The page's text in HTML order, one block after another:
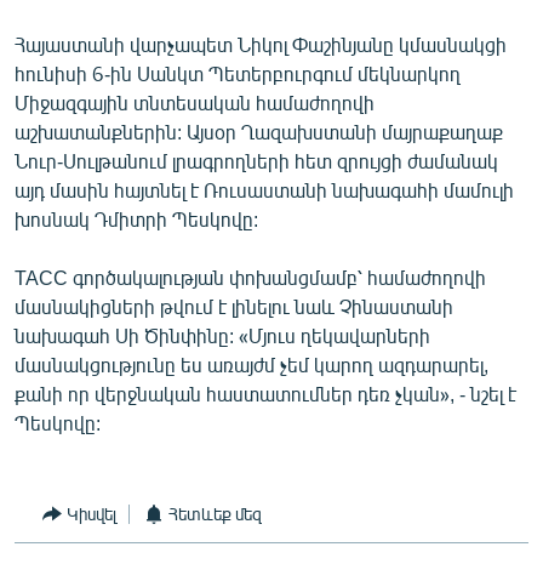
ՏԵՍԱՆՅՈՒԹԵՐ
ԲԱՆԱՎԵՃ
ՁԳՏԵԼՈՎ ԼԱՎԱԳՈՒՅՆԻՆ
ՓՈԴՔԱՍԹ
English
Русский
ՀԵՏԵՎԵՔ ՄԵԶ
Հայաստանի վարչապետ Նիկոլ Փաշինյանը կմասնակցի
հունիսի 6-ին Սանկտ Պետերբուրգում մեկնարկող
Միջազգային տնտեսական համաժողովի
աշխատանքներին: Այսօր Ղազախստանի մայրաքաղաք
Նուր-Սուլթանում լրագրողների հետ զրույցի ժամանակ
այդ մասին հայտնել է Ռուսաստանի նախագահի մամուլի
խոսնակ Դմիտրի Պեսկովը:
TACC գործակալության փոխանցմամբ՝ համաժողովի
մասնակիցների թվում է լինելու նաև Չինաստանի
նախագահ Սի Ծինփինը: «Մյուս ղեկավարների
մասնակցությունը ես առայժմ չեմ կարող ազդարարել,
քանի որ վերջնական հաստատումներ դեռ չկան», - նշել է
Պեսկովը:
Կիսվել Հետևեք մեզ